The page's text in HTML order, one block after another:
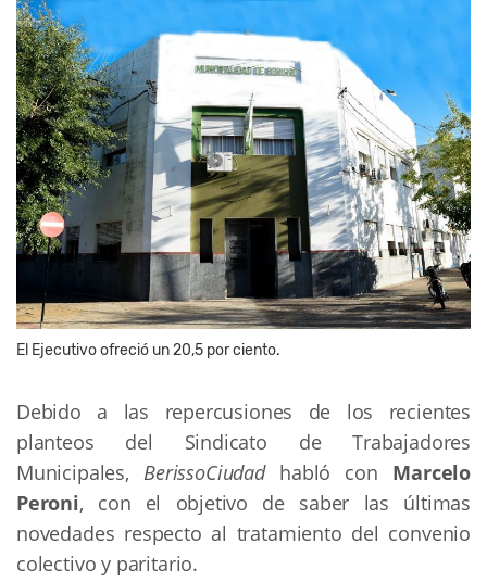
El Ejecutivo ofreció un 20,5 por ciento.
Debido a las repercusiones de los recientes
planteos del Sindicato de Trabajadores
Municipales,BerissoCiudadhabló con Marcelo
Peroni, con el objetivo de saber las últimas
novedades respecto al tratamiento del convenio
colectivo y paritario.